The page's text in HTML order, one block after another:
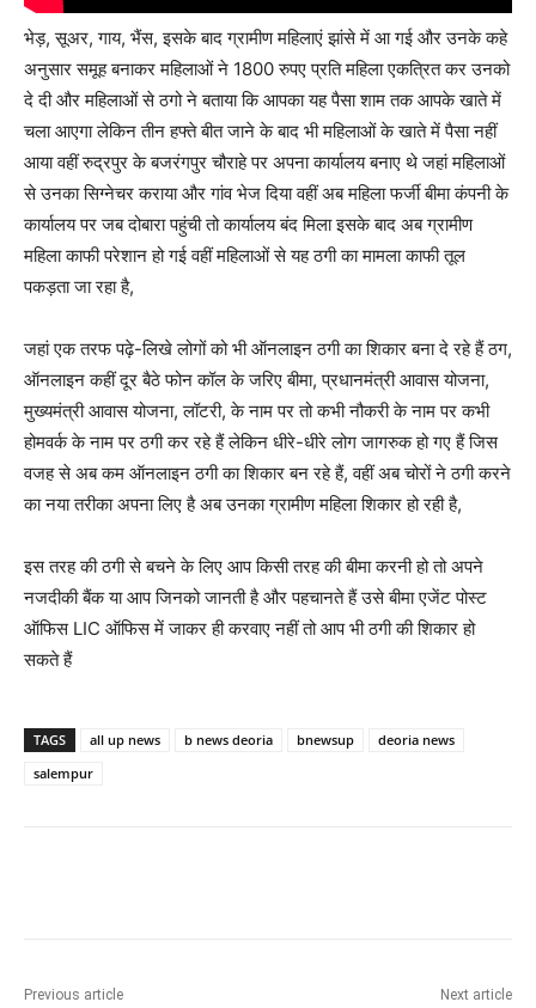
भेड़, सूअर, गाय, भैंस, इसके बाद ग्रामीण महिलाएं झांसे में आ गई और उनके कहे
अनुसार समूह बनाकर महिलाओं ने 1800 रुपए प्रति महिला एकत्रित कर उनको
दे दी और महिलाओं से ठगो ने बताया कि आपका यह पैसा शाम तक आपके खाते में
चला आएगा लेकिन तीन हफ्ते बीत जाने के बाद भी महिलाओं के खाते में पैसा नहीं
आया वहीं रुद्रपुर के बजरंगपुर चौराहे पर अपना कार्यालय बनाए थे जहां महिलाओं
से उनका सिग्नेचर कराया और गांव भेज दिया वहीं अब महिला फर्जी बीमा कंपनी के
कार्यालय पर जब दोबारा पहुंची तो कार्यालय बंद मिला इसके बाद अब ग्रामीण
महिला काफी परेशान हो गई वहीं महिलाओं से यह ठगी का मामला काफी तूल
पकड़ता जा रहा है,
जहां एक तरफ पढ़े-लिखे लोगों को भी ऑनलाइन ठगी का शिकार बना दे रहे हैं ठग,
ऑनलाइन कहीं दूर बैठे फोन कॉल के जरिए बीमा, प्रधानमंत्री आवास योजना,
मुख्यमंत्री आवास योजना, लॉटरी, के नाम पर तो कभी नौकरी के नाम पर कभी
होमवर्क के नाम पर ठगी कर रहे हैं लेकिन धीरे-धीरे लोग जागरुक हो गए हैं जिस
वजह से अब कम ऑनलाइन ठगी का शिकार बन रहे हैं, वहीं अब चोरों ने ठगी करने
का नया तरीका अपना लिए है अब उनका ग्रामीण महिला शिकार हो रही है,
इस तरह की ठगी से बचने के लिए आप किसी तरह की बीमा करनी हो तो अपने
नजदीकी बैंक या आप जिनको जानती है और पहचानते हैं उसे बीमा एजेंट पोस्ट
ऑफिस LIC ऑफिस में जाकर ही करवाए नहीं तो आप भी ठगी की शिकार हो
सकते हैं
TAGS all up news b news deoria bnewsup
deoria news
salempur
Previous article Next article